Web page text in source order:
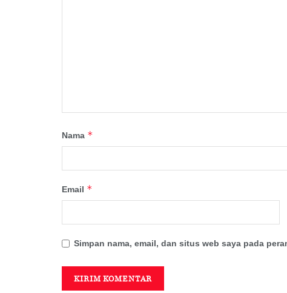
Nama *
Email *
Simpan nama, email, dan situs web saya pada